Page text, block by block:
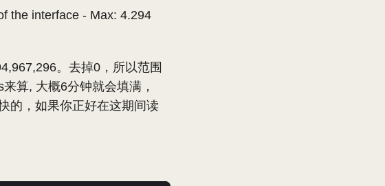
the interface - Max: 4.294
。去掉0，所以范围
算, 大概6分钟就会填满，
的，如果你正好在这期间读